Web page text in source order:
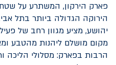
הירוקה הגדולה ביותר בתל
יהושע, מציע מגוון רחב של
מקום מושלם ליהנות מהטבע
הרבות בפארק: מסלולי הליכה